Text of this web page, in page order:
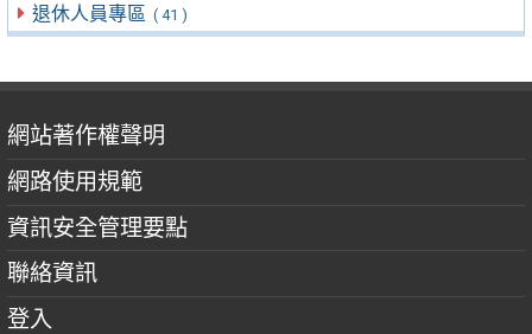
退休人員專區 ( 41 )
網站著作權聲明
網路使用規範
資訊安全管理要點
聯絡資訊
登入